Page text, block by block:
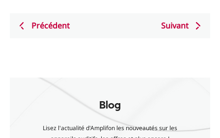
Précédent Suivant
Blog
Lisez l'actualité d'Amplifon les nouveautés sur les